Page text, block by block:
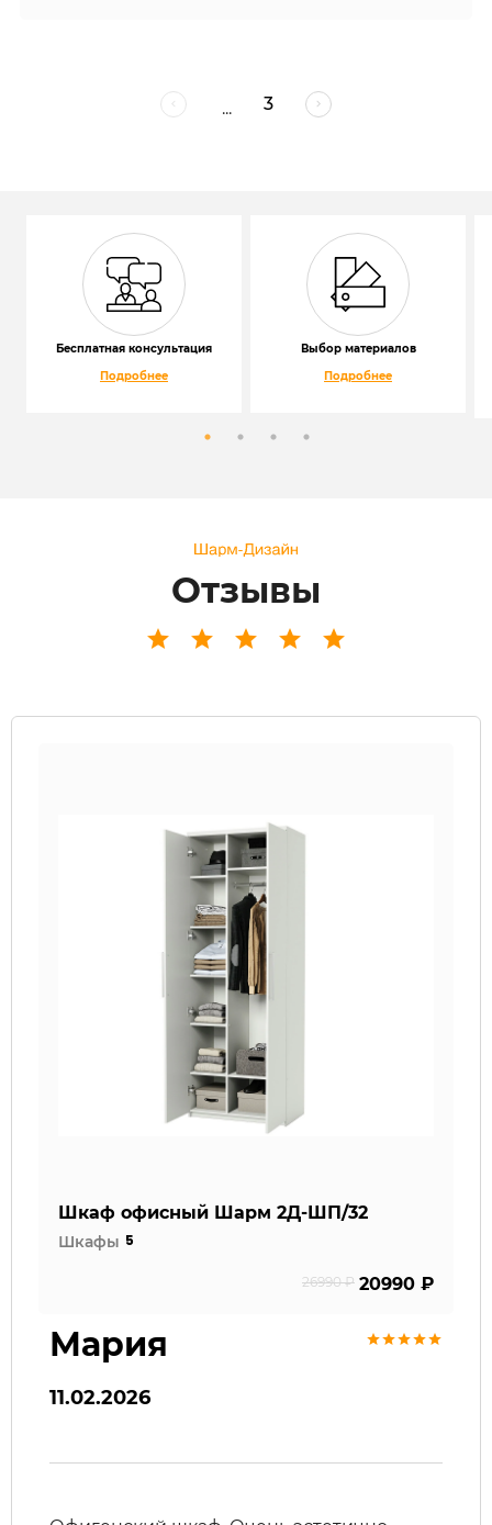
... 3
Бесплатная консультация
Подробнее
Выбор материалов
Подробнее
Отзывы
Шкаф офисный Шарм 2Д-ШП/32
Шкафы 5
26990 ₽ 20990 ₽
Мария
11.02.2026